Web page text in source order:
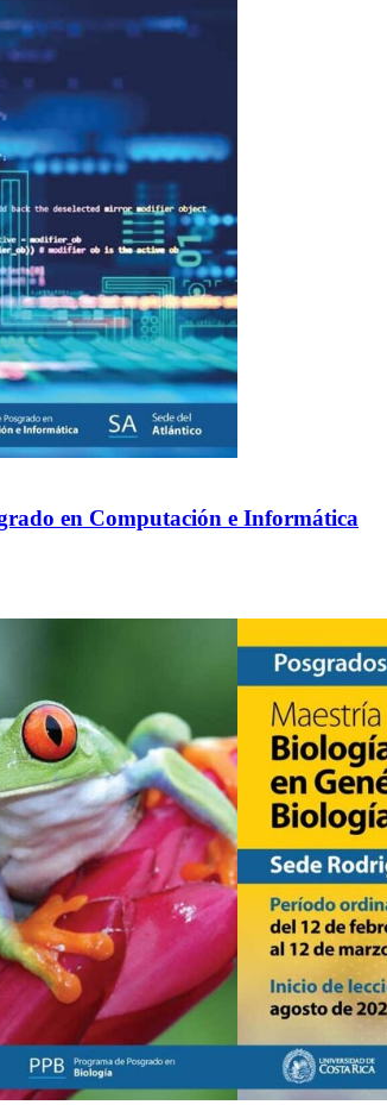
en Computación e Informática